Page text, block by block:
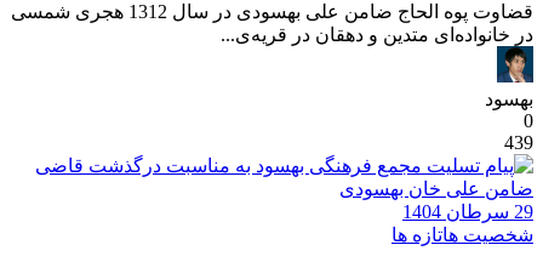
قضاوت پوه الحاج ضامن علی بهسودی در سال 1312 هجری شمسی
در خانواده‌ای متدین و دهقان در قریه‌ی...
بهسود
0
439
29 سرطان 1404
شخصیت هاتازه ها